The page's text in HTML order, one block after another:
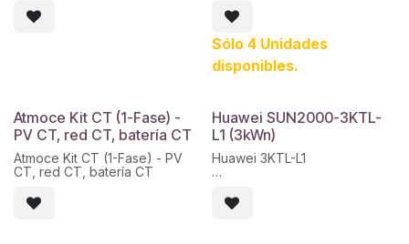
eléctricos, el paquete de
hasta 7 módulos de batería
por pila.
Energía nominal de la batería:
10,24 kWh
Grado de protección: IP65
Expansión: Hasta 50 unidades
en paralelo
Inversores compatibles: Solis,
Victron, Deye, SAJ, Voltronic,
Sólo 4 Unidades
disponibles.
Atmoce Kit CT (1-Fase) -
PV CT, red CT, batería CT
Atmoce Kit CT (1-Fase) - PV
CT, red CT, batería CT
Huawei SUN2000-3KTL-
L1 (3kWn)
Huawei 3KTL-L1
Máxima tensión de entrada:
600V